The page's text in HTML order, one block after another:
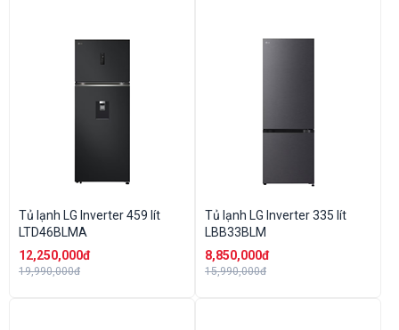
Tủ lạnh LG Inverter 459 lít
LTD46BLMA
12,250,000đ
19,990,000đ
Tủ lạnh LG Inverter 335 lít
LBB33BLM
8,850,000đ
15,990,000đ